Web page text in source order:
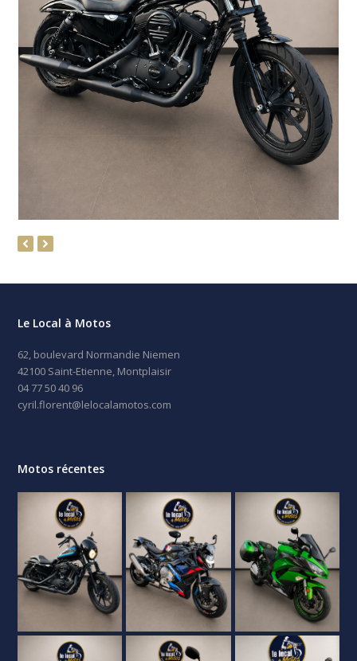
previous
Le Local à Motos
62, boulevard Normandie Niemen
42100 Saint-Etienne, Montplaisir
04 77 50 40 96
cyril.florent@lelocalamotos.com
Motos récentes